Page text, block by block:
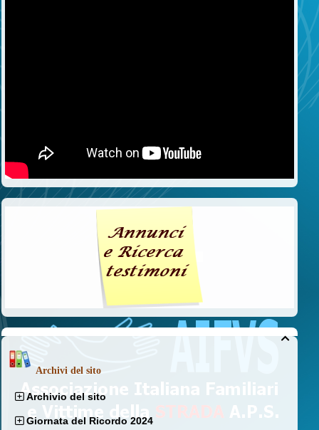

Archivi del sito
Archivio del sito
Giornata del Ricordo 2024